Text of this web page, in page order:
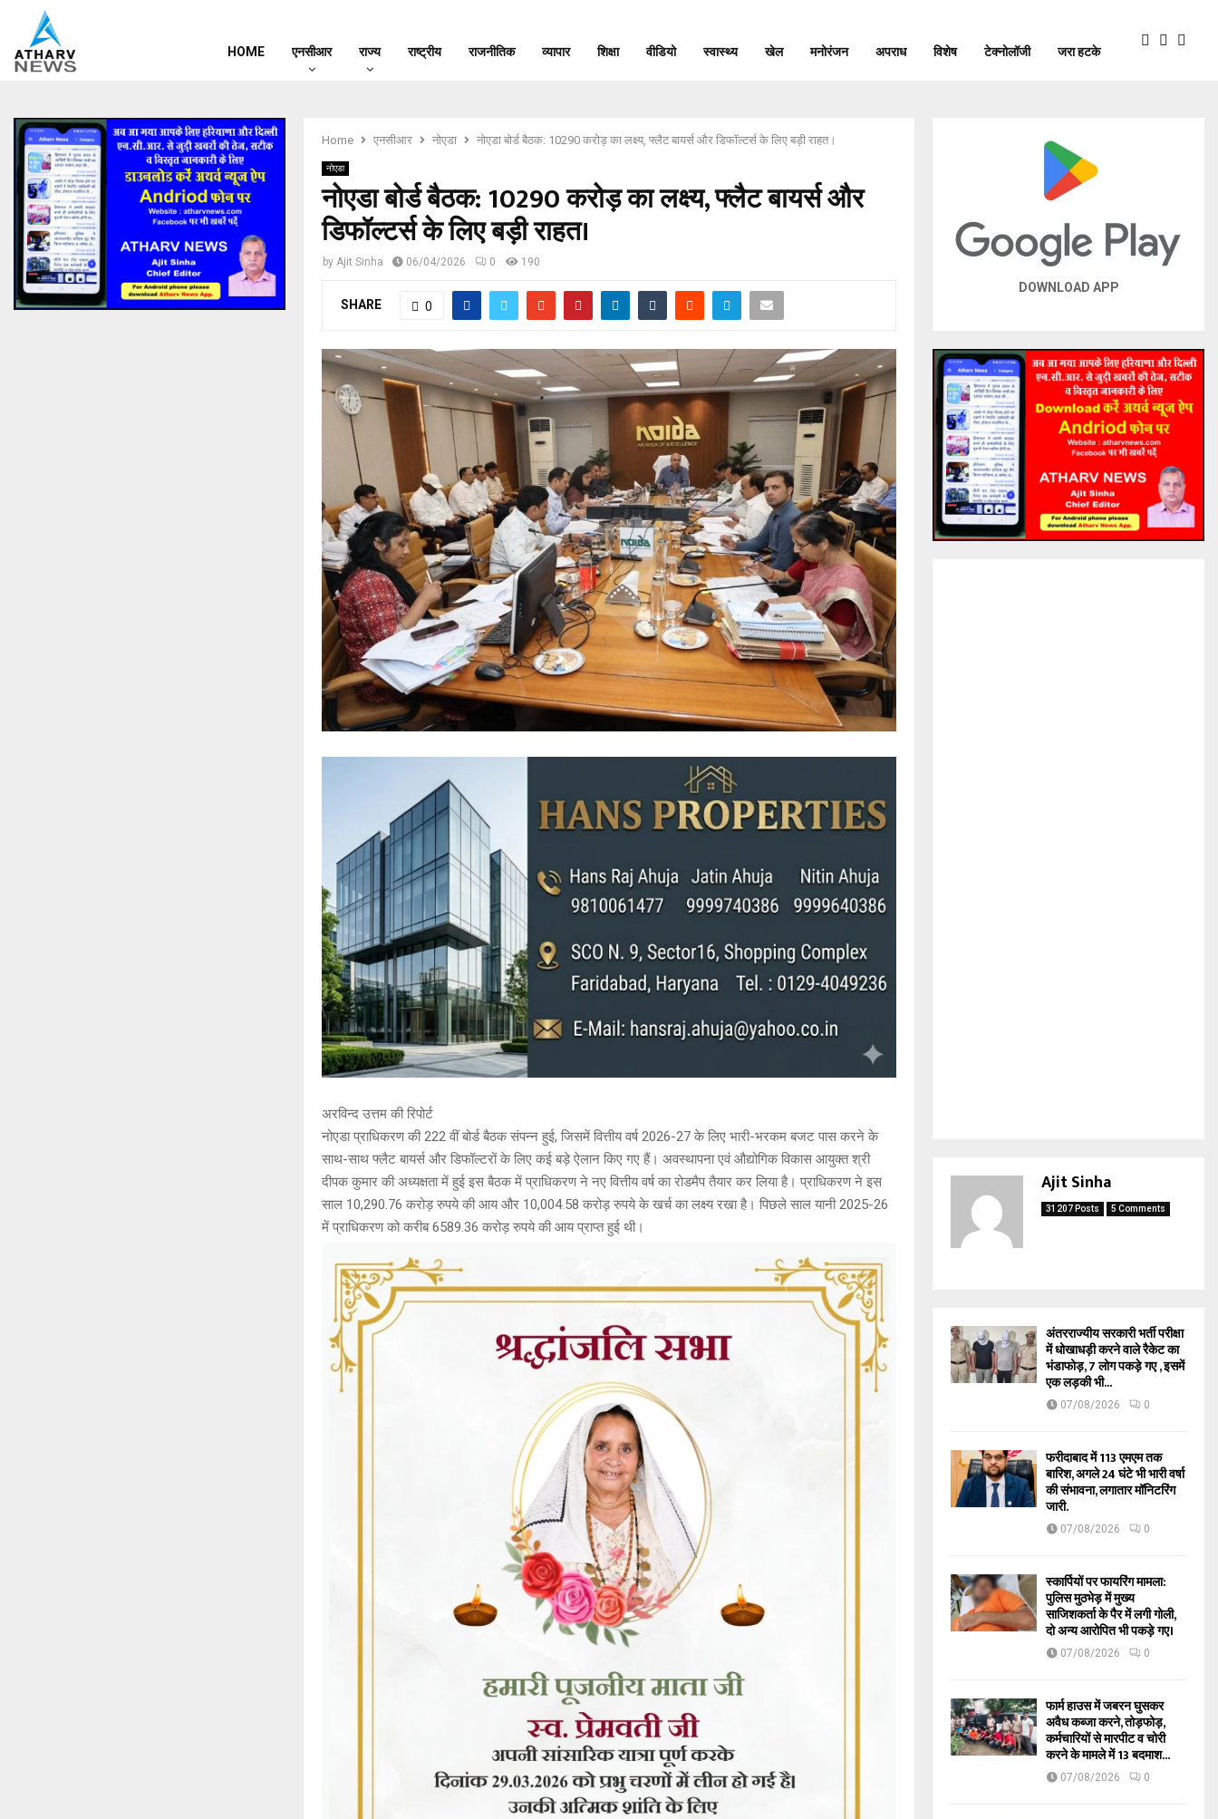
HOME एनसीआर राज्य राष्ट्रीय राजनीतिक व्यापार शिक्षा वीडियो स्वास्थ्य खेल मनोरंजन अपराध विशेष टेक्नोलॉजी जरा हटके
Home एनसीआर नोएडा नोएडा बोर्ड बैठक: 10290 करोड़ का लक्ष्य, फ्लैट बायर्स और डिफॉल्टर्स के लिए बड़ी राहत।
नोएडा
नोएडा बोर्ड बैठक: 10290 करोड़ का लक्ष्य, फ्लैट बायर्स और
डिफॉल्टर्स के लिए बड़ी राहत।
by Ajit Sinha 06/04/2026 0 190
SHARE 0
अरविन्द उत्तम की रिपोर्ट
नोएडा प्राधिकरण की 222 वीं बोर्ड बैठक संपन्न हुई, जिसमें वित्तीय वर्ष 2026-27 के लिए भारी-भरकम बजट पास करने के
साथ-साथ फ्लैट बायर्स और डिफॉल्टरों के लिए कई बड़े ऐलान किए गए हैं। अवस्थापना एवं औद्योगिक विकास आयुक्त श्री
दीपक कुमार की अध्यक्षता में हुई इस बैठक में प्राधिकरण ने नए वित्तीय वर्ष का रोडमैप तैयार कर लिया है। प्राधिकरण ने इस
साल 10,290.76 करोड़ रुपये की आय और 10,004.58 करोड़ रुपये के खर्च का लक्ष्य रखा है। पिछले साल यानी 2025-26
में प्राधिकरण को करीब 6589.36 करोड़ रुपये की आय प्राप्त हुई थी।
DOWNLOAD APP
Ajit Sinha
31207 Posts 5 Comments
अंतरराज्यीय सरकारी भर्ती परीक्षा
में धोखाधड़ी करने वाले रैकेट का
भंडाफोड़, 7 लोग पकड़े गए , इसमें
एक लड़की भी...
07/08/2026 0
फरीदाबाद में 113 एमएम तक
बारिश, अगले 24 घंटे भी भारी वर्षा
की संभावना, लगातार मॉनिटरिंग
जारी.
07/08/2026 0
स्कार्पियों पर फायरिंग मामला:
पुलिस मुठभेड़ में मुख्य
साजिशकर्ता के पैर में लगी गोली,
दो अन्य आरोपित भी पकड़े गए।
07/08/2026 0
फार्म हाउस में जबरन घुसकर
अवैध कब्जा करने, तोड़फोड़,
कर्मचारियों से मारपीट व चोरी
करने के मामले में 13 बदमाश...
07/08/2026 0